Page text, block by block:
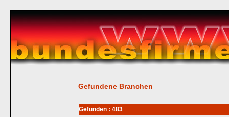
Gefundene Branchen
Gefunden : 483